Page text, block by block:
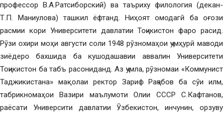
профессор В.А.Ратсиборский) ва таъриху филология (декан-
Т.П. Маниулова) ташкил ёфтанд. Ниҳоят омодагӣ ба оғози
расмии кори Университети давлатии Тоҷикистон фаро расид.
Рӯзи охири моҳи августи соли 1948 рӯзномаҳои ҷумҳурӣ маводи
зиёдеро бахшида ба кушодашавии аввалин Университети
Тоҷикистон ба табъ расониданд. Аз ҷумла, рӯзномаи «Коммунист
Таджикистана» мақолаи ректор Зариф Раҷабов ба сӯи илм,
табрикномаҳои Вазири маълумоти Олии СССР С.Кафтанов,
раёсати Университи давлатии Ӯзбекистон, инчунин, орзуву